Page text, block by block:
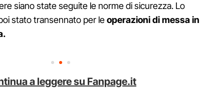
siano state seguite le norme di sicurezza. Lo
stato transennato per leoperazioni di messa in
a leggere su Fanpage.it